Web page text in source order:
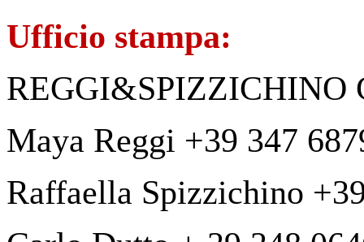
Ufficio stampa:
REGGI&SPIZZICHINO
Maya Reggi +39 347
Raffaella Spizzichino